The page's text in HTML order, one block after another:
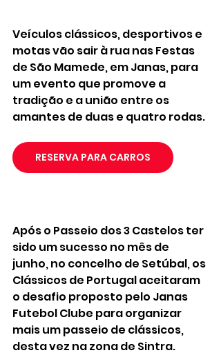
Veículos clássicos, desportivos e
motas vão sair à rua nas Festas
de São Mamede, em Janas, para
um evento que promove a
tradição e a união entre os
amantes de duas e quatro rodas.
RESERVA PARA CARROS
Após o Passeio dos 3 Castelos ter
sido um sucesso no mês de
junho, no concelho de Setúbal, os
Clássicos de Portugal aceitaram
o desafio proposto pelo Janas
Futebol Clube para organizar
mais um passeio de clássicos,
desta vez na zona de Sintra.